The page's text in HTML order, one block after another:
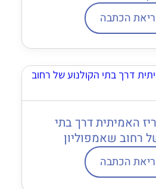
הכתבה
האמיתית דרך בתי
רחוב שאמפוליון
הכתבה